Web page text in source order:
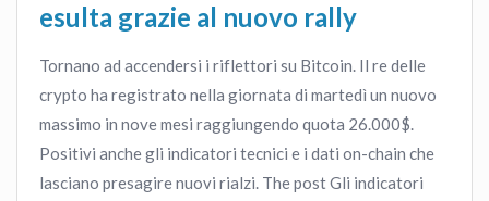
esulta grazie al nuovo rally
Tornano ad accendersi i riflettori su Bitcoin. Il re delle
crypto ha registrato nella giornata di martedì un nuovo
massimo in nove mesi raggiungendo quota 26.000$.
Positivi anche gli indicatori tecnici e i dati on-chain che
lasciano presagire nuovi rialzi. The post Gli indicatori